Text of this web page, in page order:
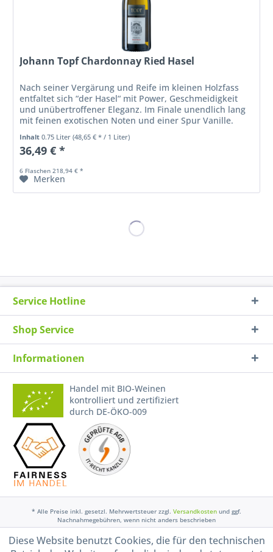
Johann Topf Chardonnay Ried Hasel
Nach seiner Vergärung und Reife im kleinen Holzfass
entfaltet sich “der Hasel“ mit Power, Geschmeidigkeit
und unübertroffener Eleganz. Im Finale unendlich lang
mit feinen exotischen Noten und einer Spur Vanille.
Inhalt0.75 Liter(48,65 € * / 1 Liter)
36,49 € *
6 Flaschen 218,94 € *
Merken
Service Hotline
Shop Service
Informationen
Handel mit BIO-Weinen
kontrolliert und zertifiziert
durch DE-ÖKO-009
* Alle Preise inkl. gesetzl. Mehrwertsteuer zzgl. Versandkosten und ggf.
Nachnahmegebühren, wenn nicht anders beschrieben
Widerruf erklären
Diese Website benutzt Cookies, die für den technischen